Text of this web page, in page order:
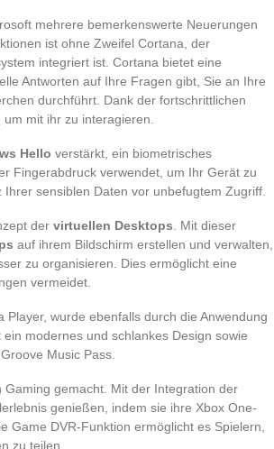
mehrere bemerkenswerte Neuerungen
ist ohne Zweifel Cortana, der
integriert ist. Cortana bietet eine
Antworten auf Ihre Fragen gibt, Sie an Ihre
durchführt. Dank der fortschrittlichen
mit ihr zu interagieren.
Hello verstärkt, ein biometrisches
Fingerabdruck verwendet, um Ihr Gerät zu
sensiblen Daten vor unbefugtem Zugriff.
der virtuellen Desktops . Mit dieser
auf ihrem Bildschirm erstellen und verwalten,
zu organisieren. Dies ermöglicht eine
vermeidet.
wurde ebenfalls durch die Anwendung
modernes und schlankes Design sowie
Music Pass.
gemacht. Mit der Integration der
genießen, indem sie ihre Xbox One-
Game DVR-Funktion ermöglicht es Spielern,
zu teilen.